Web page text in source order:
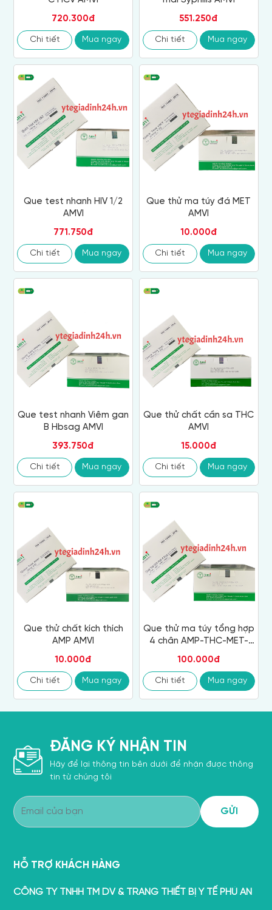
720.300đ
Chi tiết Mua ngay
551.250đ
Chi tiết Mua ngay
Que test nhanh HIV 1/2
AMVI
771.750đ
Chi tiết Mua ngay
Que thử ma túy đá MET
AMVI
10.000đ
Chi tiết Mua ngay
Que test nhanh Viêm gan
B Hbsag AMVI
393.750đ
Chi tiết Mua ngay
Que thử chất cần sa THC
AMVI
15.000đ
Chi tiết Mua ngay
Que thử chất kích thích
AMP AMVI
10.000đ
Chi tiết Mua ngay
Que thử ma túy tổng hợp
4 chân AMP-THC-MET-
100.000đ
Chi tiết Mua ngay
ĐĂNG KÝ NHẬN TIN
Hãy để lại thông tin bên dưới để nhận được thông
tin từ chúng tôi
HỖ TRỢ KHÁCH HÀNG
CÔNG TY TNHH TM DV & TRANG THIẾT BỊ Y TẾ PHÚ AN